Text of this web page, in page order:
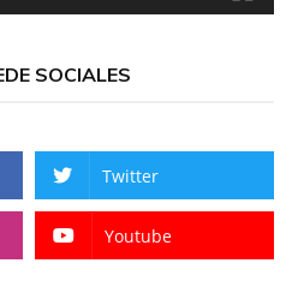
SOCIALES
Twitter
Youtube